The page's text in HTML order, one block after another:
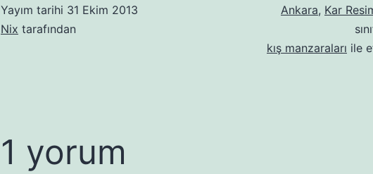
Yayım tarihi 31 Ekim 2013
Nix tarafından
Ankara, Kar
kış manzaraları ile
1 yorum